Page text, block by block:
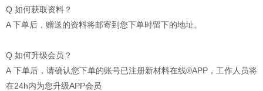
Q 如何获取资料？
A 下单后，赠送的资料将邮寄到您下单时留下的地址。
Q 如何升级会员？
A 下单后，请确认您下单的账号已注册新材料在线®APP，工作人员将
在24h内为您升级APP会员